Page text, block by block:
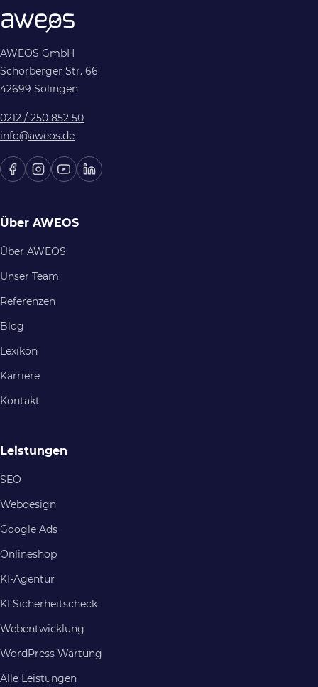
AWEOS GmbH
Schorberger Str. 66
42699 Solingen
0212 / 250 852 50
info@aweos.de
Über AWEOS
Über AWEOS
Unser Team
Referenzen
Blog
Lexikon
Karriere
Kontakt
Leistungen
SEO
Webdesign
Google Ads
Onlineshop
KI-Agentur
KI Sicherheitscheck
Webentwicklung
WordPress Wartung
Alle Leistungen